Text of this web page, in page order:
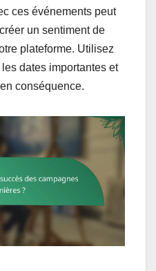
ces événements peut
un sentiment de
plateforme. Utilisez
dates importantes et
conséquence.